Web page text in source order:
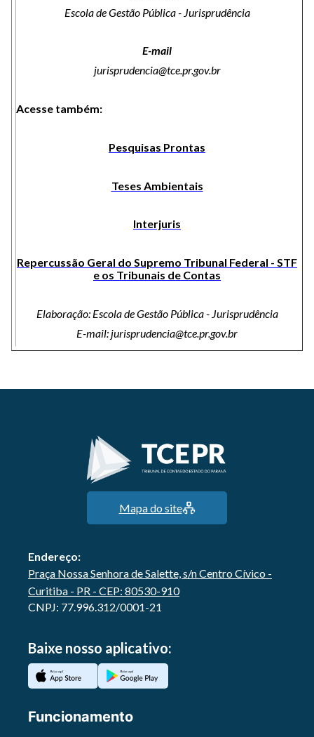
Escola de Gestão Pública - Jurisprudência
E-mail
jurisprudencia@tce.pr.gov.br
Acesse também:
Pesquisas Prontas
Teses Ambientais
Interjuris
Repercussão Geral do Supremo Tribunal Federal - STF
e os Tribunais de Contas
Elaboração: Escola de Gestão Pública - Jurisprudência
E-mail: jurisprudencia@tce.pr.gov.br
Mapa do site
Endereço:
Praça Nossa Senhora de Salette, s/n Centro Cívico -
Curitiba - PR - CEP: 80530-910
CNPJ: 77.996.312/0001-21
Baixe nosso aplicativo:
Funcionamento